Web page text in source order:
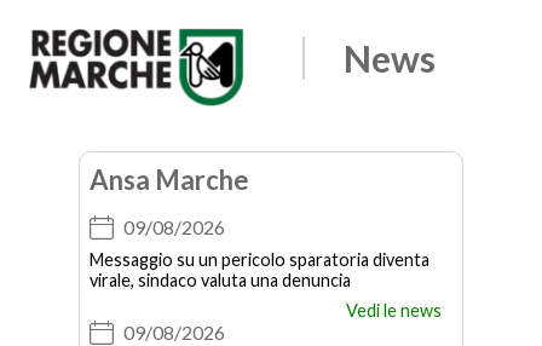
Edicola
Regione
News
Ansa Marche
09/08/2026
Messaggio su un pericolo sparatoria diventa
virale, sindaco valuta una denuncia
Vedi le news
09/08/2026